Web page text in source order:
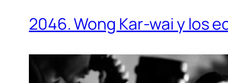
2046. Wong Kar-wai y los